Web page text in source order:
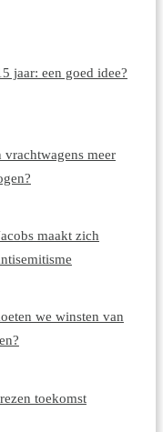
jaar: een goed idee?
vrachtwagens meer
maakt zich
we winsten van
toekomst